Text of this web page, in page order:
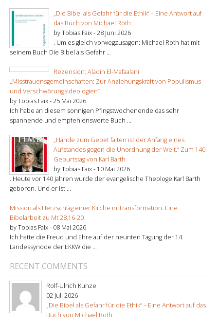
„Die Bibel als Gefahr für die Ethik“ – Eine Antwort auf
das Buch von Michael Roth
by Tobias Faix -28 Juni 2026
. Um es gleich vorwegzusagen: Michael Roth hat mit
seinem Buch Die Bibel als Gefahr ...
Rezension: Aladin El-Mafaalani
„Misstrauensgemeinschaften: Zur Anziehungskraft von Populismus
und Verschwörungsideologien“
by Tobias Faix -25 Mai 2026
Ich habe an diesem sonnigen Pfingstwochenende das sehr
spannende und empfehlenswerte Buch ...
„Hände zum Gebet falten ist der Anfang eines
Aufstandes gegen die Unordnung der Welt.“ Zum 140.
Geburtstag von Karl Barth
by Tobias Faix - 10 Mai 2026
. Heute vor 140 Jahren wurde der evangelische Theologe Karl Barth
geboren. Und er ist ...
Mission als Herzschlag einer Kirche in Transformation. Eine
Bibelarbeit zu Mt 28,16-20
by Tobias Faix - 08 Mai 2026
Ich hatte die Freud und Ehre auf der neunten Tagung der 14.
Landessynode der EKKW die ...
RECENT COMMENTS
Rolf-Ulrich Kunze
02 Juli 2026
„Die Bibel als Gefahr für die Ethik“ – Eine Antwort auf das
Buch von Michael Roth